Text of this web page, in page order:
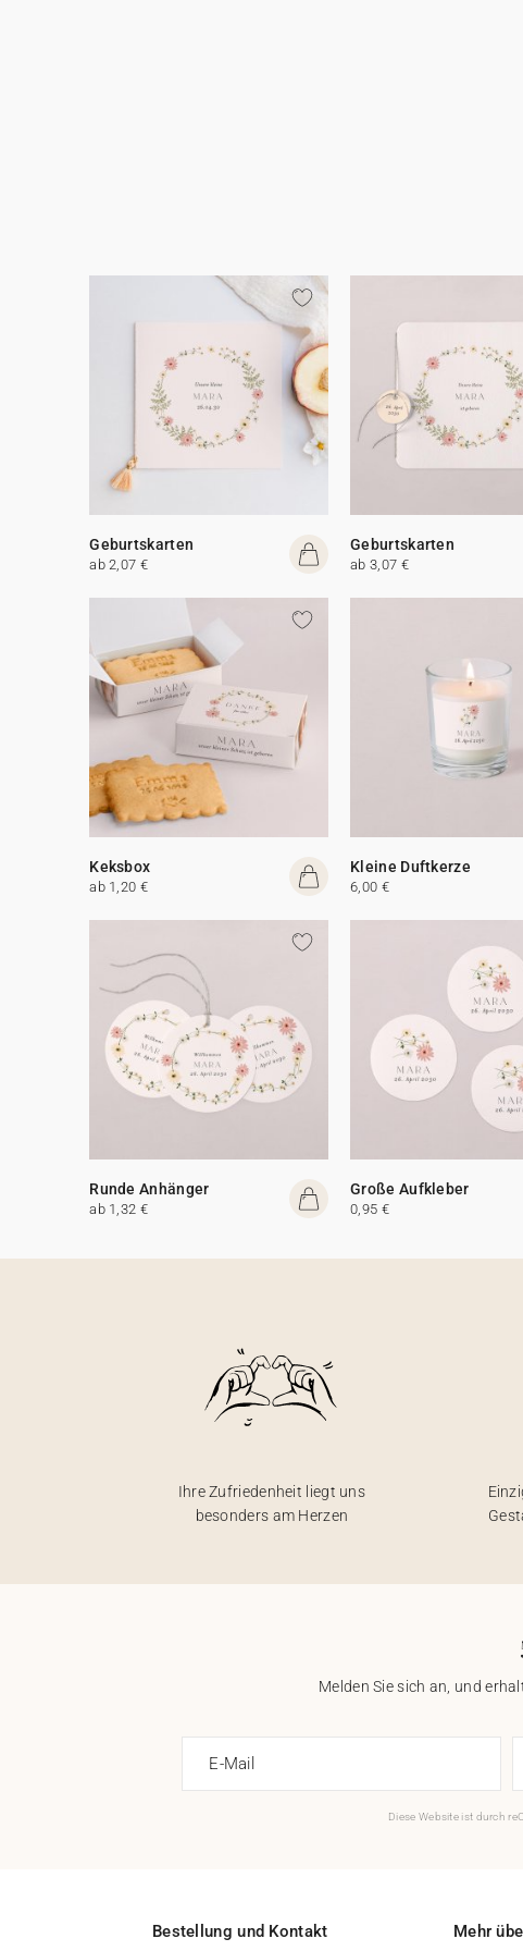
Geburtskarten
ab 2,07 €
Geburtskarten
ab 3,07 €
Keksbox
ab 1,20 €
Kleine Duftkerze
6,00 €
Runde Anhänger
ab 1,32 €
Große Aufkleber
0,95 €
Ihre Zufriedenheit liegt uns
besonders am Herzen
Melden Sie sich an, und
E-Mail
Diese Website ist durch
Bestellung und Kontakt Mehr